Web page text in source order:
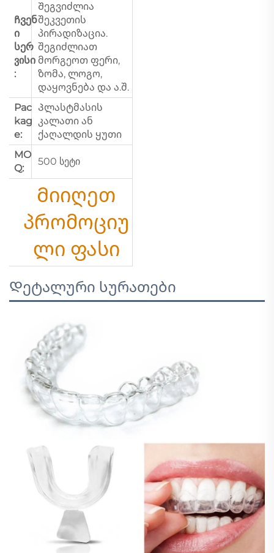
Ჩვენ
ი
სერ
ვისი
:
Შეგვიძლია
შეკვეთის
პირადიზაცია.
შეგიძლიათ
მორგეოთ ფერი,
ზომა, ლოგო,
დაყოვნება და ა.შ.
Pac
kag
e:
Პლასტმასის
კალათი ან
ქაღალდის ყუთი
MO
Q:
500 სეტი
Მიიღეთ
პრომოციუ
ლი ფასი
Დეტალური სურათები